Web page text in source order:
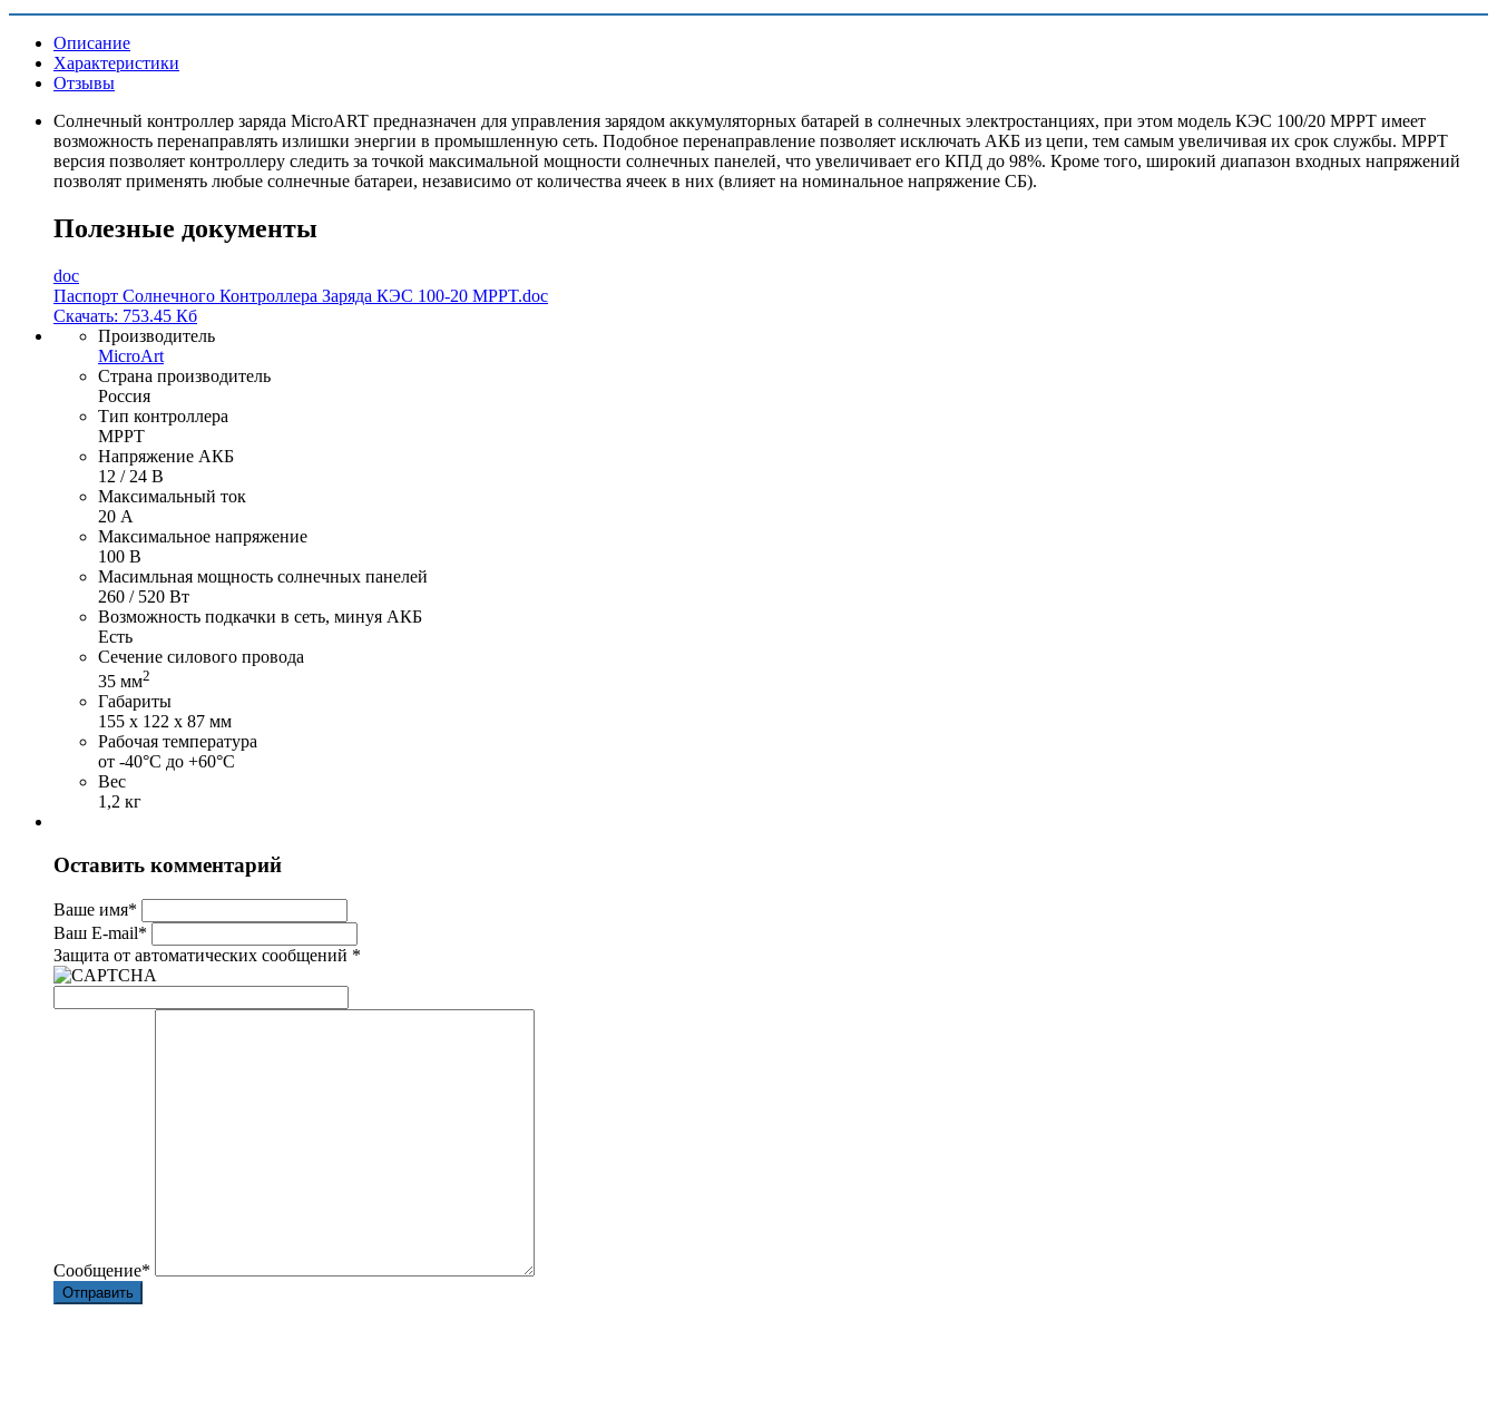
Описание
Характеристики
Отзывы
Солнечный контроллер заряда MicroART предназначен для управления зарядом аккумуляторных батарей в солнечных электростанциях, при этом модель КЭС 100/20 MPPT имеет
возможность перенаправлять излишки энергии в промышленную сеть. Подобное перенаправление позволяет исключать АКБ из цепи, тем самым увеличивая их срок службы. MPPT
версия позволяет контроллеру следить за точкой максимальной мощности солнечных панелей, что увеличивает его КПД до 98%. Кроме того, широкий диапазон входных напряжений
позволят применять любые солнечные батареи, независимо от количества ячеек в них (влияет на номинальное напряжение СБ).
Полезные документы
doc
Паспорт Солнечного Контроллера Заряда КЭС 100-20 MPPT.doc
Скачать: 753.45 Кб
Производитель
MicroArt
Страна производитель
Россия
Тип контроллера
MPPT
Напряжение АКБ
12 / 24 В
Максимальный ток
20 А
Максимальное напряжение
100 В
Масимльная мощность солнечных панелей
260 / 520 Вт
Возможность подкачки в сеть, минуя АКБ
Есть
Сечение силового провода
35 мм2
Габариты
155 х 122 х 87 мм
Рабочая температура
от -40°С до +60°С
Вес
1,2 кг
Оставить комментарий
Ваше имя*
Ваш E-mail*
Защита от автоматических сообщений *
Сообщение*